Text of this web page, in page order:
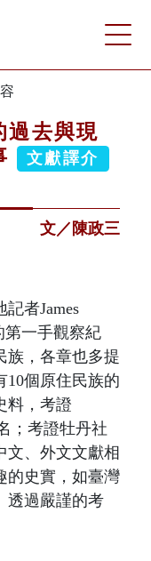
過去與現
文獻譯介
文／陳政三
記者James
第一手觀察紀
族，各章也多提
10個原住民族的
料，考證
；考證牡丹社
文、外文文獻相
的史實，如臺灣
透過嚴謹的考